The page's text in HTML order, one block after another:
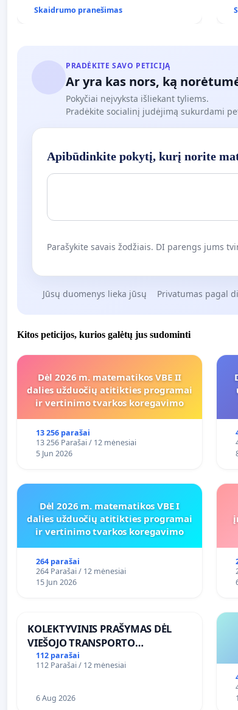
Skaidrumo pranešimas
PRADĖKITE SAVO PETICIJĄ
Ar yra kas nors, ką
Pokyčiai neįvyksta išliekant tyliems.
Pradėkite socialinį judėjimą sukurdami
Apibūdinkite pokytį, kurį norite
Parašykite savais žodžiais. DI parengs jums
Jūsų duomenys lieka jūsų Privatumas pagal
Kitos peticijos, kurios galėtų jus sudominti
Dėl 2026 m. matematikos VBE II
dalies užduočių atitikties programai
ir vertinimo tvarkos koregavimo
13 256 parašai
13 256 Parašai / 12 mėnesiai
5 Jun 2026
Dėl 2026 m. matematikos VBE I
dalies užduočių atitikties programai
ir vertinimo tvarkos koregavimo
264 parašai
264 Parašai / 12 mėnesiai
15 Jun 2026
KOLEKTYVINIS PRAŠYMAS DĖL
VIEŠOJO TRANSPORTO
SUSISIEKIMO GERINIMO
VOSYLIUKŲ KAIME
112 parašai
112 Parašai / 12 mėnesiai
6 Aug 2026